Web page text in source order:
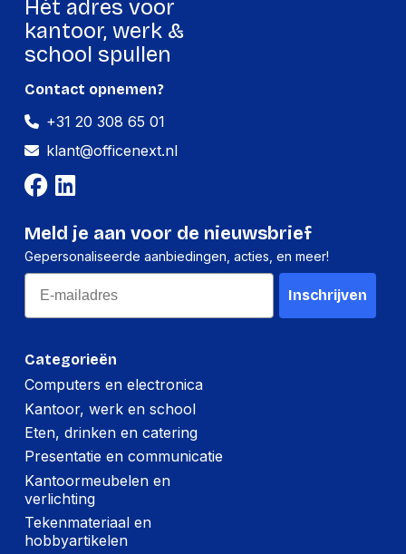
Hoogte:
Lengte:
Gewicht:
Hét adres voor
kantoor, werk &
school spullen
Categorieën
Computers en electronica
Kantoor, werk en school
Eten, drinken en catering
Presentatie en communicatie
Kantoormeubelen en
verlichting
Tekenmateriaal en
hobbyartikelen
Contact opnemen?
+31 20 308 65 01
klant@officenext.nl
Meld je aan voor de nieuwsbrief
Gepersonaliseerde aanbiedingen, acties, en meer!
Email
Inschrijven